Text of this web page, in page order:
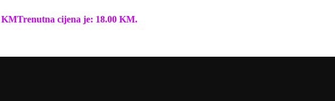
KMTrenutna cijena je: 18.00 KM.